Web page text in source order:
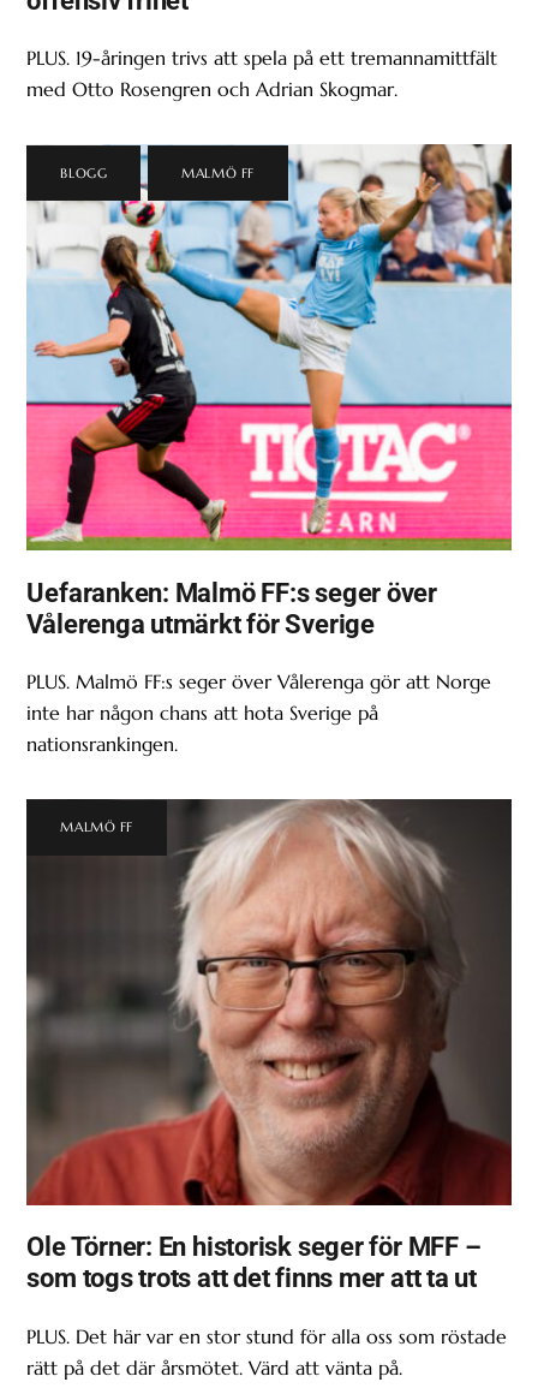
PLUS. 19-åringen trivs att spela på ett tremannamittfält
med Otto Rosengren och Adrian Skogmar.
BLOGG MALMÖ FF
Uefaranken: Malmö FF:s seger över
Vålerenga utmärkt för Sverige
PLUS. Malmö FF:s seger över Vålerenga gör att Norge
inte har någon chans att hota Sverige på
nationsrankingen.
MALMÖ FF
Ole Törner: En historisk seger för MFF –
som togs trots att det finns mer att ta ut
PLUS. Det här var en stor stund för alla oss som röstade
rätt på det där årsmötet. Värd att vänta på.